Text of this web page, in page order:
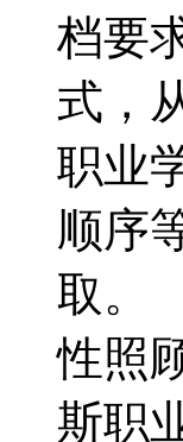
档要
式，
职业
顺序
取。
性照
斯职